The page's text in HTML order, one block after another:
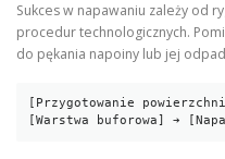
Sukces w napawaniu zależy od
procedur technologicznych.
do pękania napoiny lub jej
[Przygotowanie